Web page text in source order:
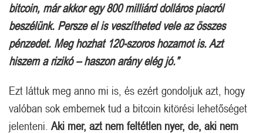
bitcoin, már akkor egy 800 milliárd dolláros piacról
beszélünk. Persze el is veszítheted vele az összes
pénzedet. Meg hozhat 120-szoros hozamot is. Azt
hiszem a rizikó – haszon arány elég jó.”
Ezt láttuk meg anno mi is, és ezért gondoljuk azt, hogy
valóban sok embernek tud a bitcoin kitörési lehetőséget
jelenteni. Aki mer, azt nem feltétlen nyer, de, aki nem